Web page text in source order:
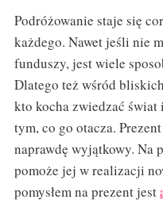
Podróżowanie staje się
każdego. Nawet jeśli nie
funduszy, jest wiele
Dlatego też wśród
kto kocha zwiedzać
tym, co go otacza.
naprawdę wyjątkowy. Na
pomoże jej w realizacji
pomysłem na prezent jest